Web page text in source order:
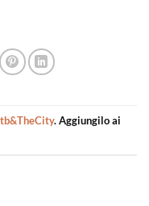
. Aggiungilo ai